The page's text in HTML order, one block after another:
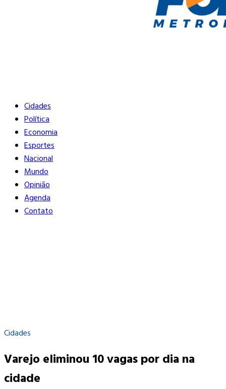
Cidades
Política
Economia
Esportes
Nacional
Mundo
Opinião
Agenda
Contato
Cidades
Varejo eliminou 10 vagas por dia na
cidade